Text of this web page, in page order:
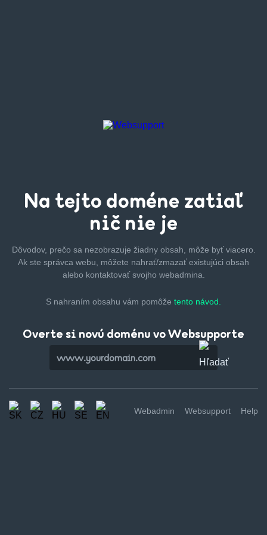
Na tejto doméne zatiaľ
nič nie je
Dôvodov, prečo sa nezobrazuje žiadny obsah, môže byťviacero.
Ak ste správca webu, môžete nahrať/zmazaťexistujúci obsah
alebo kontaktovať svojho webadmina.
S nahraním obsahu vám pomôže tento návod.
Overte si novú doménu vo Websupporte
Webadmin Websupport Help